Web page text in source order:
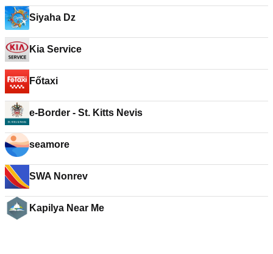
Siyaha Dz
Kia Service
Főtaxi
e-Border - St. Kitts Nevis
seamore
SWA Nonrev
Kapilya Near Me